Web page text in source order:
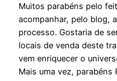
Muitos parabéns pelo
acompanhar, pelo blog,
processo. Gostaria de
locais de venda deste
vem enriquecer o
Mais uma vez, parabéns